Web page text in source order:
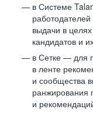
в Системе
выдачи в
кандидатов и
в Сетке — для
в ленте
и сообщества
ранжирования
и